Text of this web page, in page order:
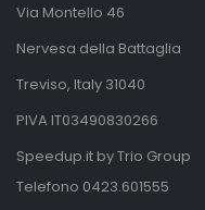
Via Montello 46
Nervesa della Battaglia
Treviso, Italy 31040
PIVA IT03490830266
Speedup.it by Trio Group
Telefono 0423.601555